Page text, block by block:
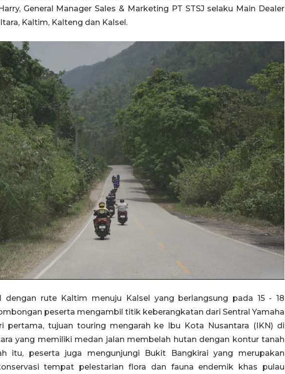
General Manager Sales & Marketing PT STSJ selaku Main Dealer
Kaltim, Kalteng dan Kalsel.
dengan rute Kaltim menuju Kalsel yang berlangsung pada 15 - 18
peserta mengambil titik keberangkatan dari Sentral Yamaha
pertama, tujuan touring mengarah ke Ibu Kota Nusantara (IKN) di
yang memiliki medan jalan membelah hutan dengan kontur tanah
itu, peserta juga mengunjungi Bukit Bangkirai yang merupakan
tempat pelestarian flora dan fauna endemik khas pulau